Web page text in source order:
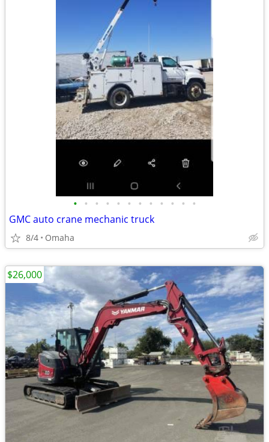
• • • • • • • • • • • •
GMC auto crane mechanic truck
8/4 Omaha
$26,000